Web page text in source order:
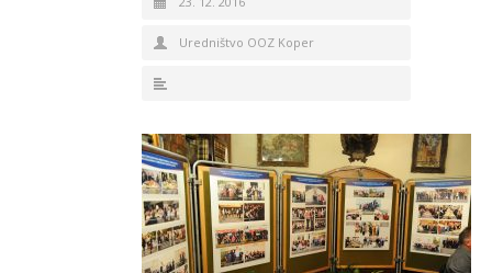
Uredništvo OOZ Koper